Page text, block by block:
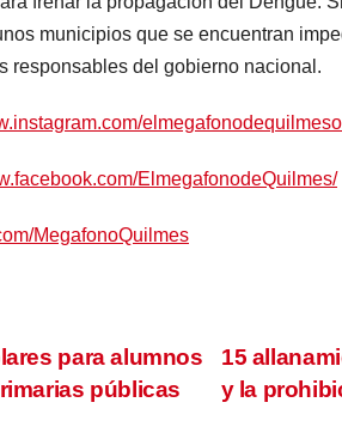
municipios que se encuentran
responsables del gobierno nacional.
ElmegafonodeQuilmes/
MegafonoQuilmes
15
y la
para alumnos
públicas